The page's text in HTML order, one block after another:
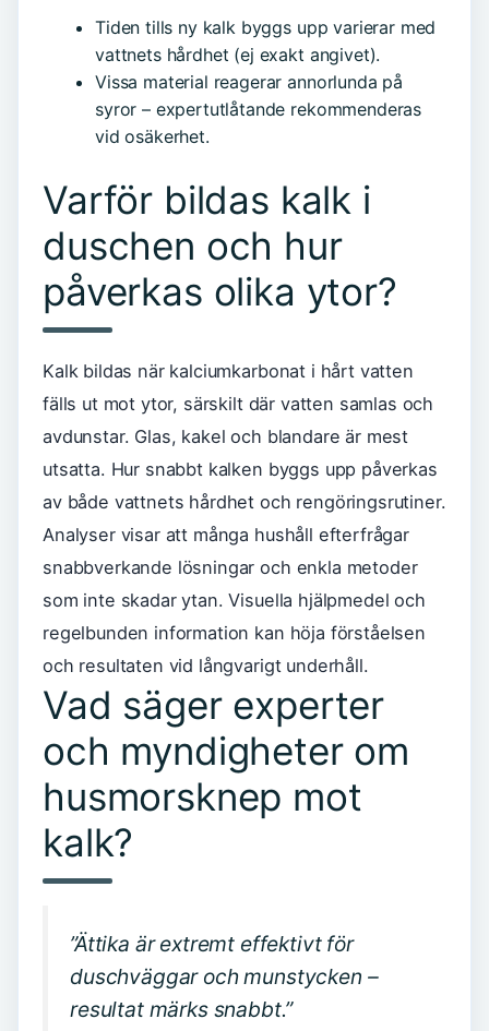
Tiden tills ny kalk byggs upp varierar med
vattnets hårdhet (ej exakt angivet).
Vissa material reagerar annorlunda på
syror – expertutlåtande rekommenderas
vid osäkerhet.
Varför bildas kalk i
duschen och hur
påverkas olika ytor?
Kalk bildas när kalciumkarbonat i hårt vatten
fälls ut mot ytor, särskilt där vatten samlas och
avdunstar. Glas, kakel och blandare är mest
utsatta. Hur snabbt kalken byggs upp påverkas
av både vattnets hårdhet och rengöringsrutiner.
Analyser visar att många hushåll efterfrågar
snabbverkande lösningar och enkla metoder
som inte skadar ytan. Visuella hjälpmedel och
regelbunden information kan höja förståelsen
och resultaten vid långvarigt underhåll.
Vad säger experter
och myndigheter om
husmorsknep mot
kalk?
”Ättika är extremt effektivt för
duschväggar och munstycken –
resultat märks snabbt.”